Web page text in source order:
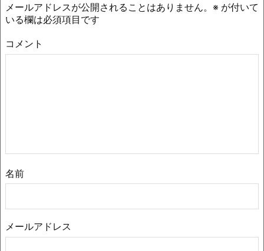
メールアドレスが公開されることはありません。 ※ が付いて
いる欄は必須項目です
コメント
名前
メールアドレス